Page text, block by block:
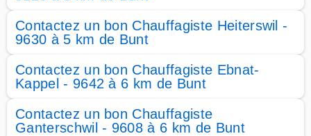
Contactez un bon Chauffagiste Heiterswil -
9630 à 5 km de Bunt
Contactez un bon Chauffagiste Ebnat-
Kappel - 9642 à 6 km de Bunt
Contactez un bon Chauffagiste
Ganterschwil - 9608 à 6 km de Bunt